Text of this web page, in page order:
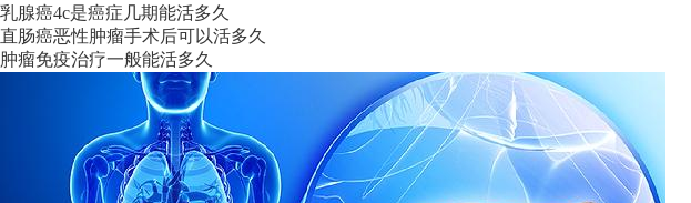
乳腺癌4c是癌症几期能活多久
直肠癌恶性肿瘤手术后可以活多久
肿瘤免疫治疗一般能活多久